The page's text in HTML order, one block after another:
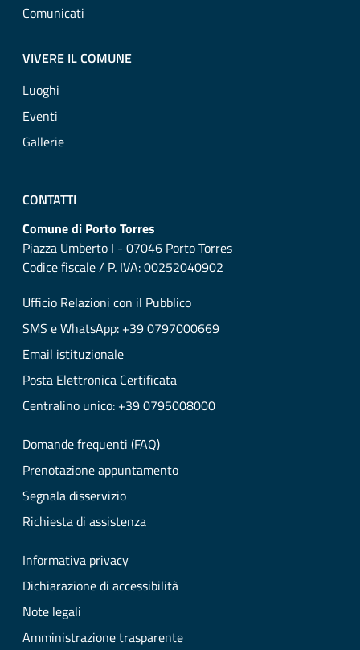
Comunicati
VIVERE IL COMUNE
Luoghi
Eventi
Gallerie
CONTATTI
Comune di Porto Torres
Piazza Umberto I - 07046 Porto Torres
Codice fiscale / P. IVA: 00252040902
Ufficio Relazioni con il Pubblico
SMS e WhatsApp: +39 0797000669
Email istituzionale
Posta Elettronica Certificata
Centralino unico: +39 0795008000
Domande frequenti (FAQ)
Prenotazione appuntamento
Segnala disservizio
Richiesta di assistenza
Informativa privacy
Dichiarazione di accessibilità
Note legali
Amministrazione trasparente